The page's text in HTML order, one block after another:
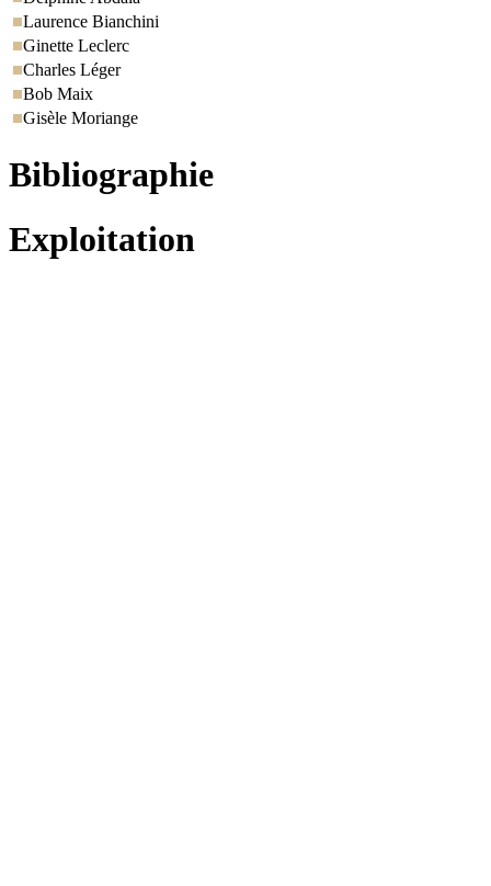
Laurence Bianchini
Ginette Leclerc
Charles Léger
Bob Maix
Gisèle Moriange
Bibliographie
Exploitation